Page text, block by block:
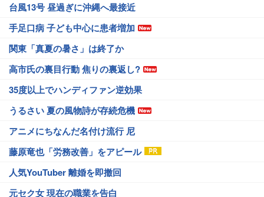
台風13号 昼過ぎに沖縄へ最接近
手足口病 子ども中心に患者増加
関東「真夏の暑さ」は終了か
高市氏の裏目行動 焦りの裏返し?
35度以上でハンディファン逆効果
うるさい 夏の風物詩が存続危機
アニメにちなんだ名付け流行 尼
藤原竜也「労務改善」をアピール
人気YouTuber 離婚を即撤回
元セク女 現在の職業を告白